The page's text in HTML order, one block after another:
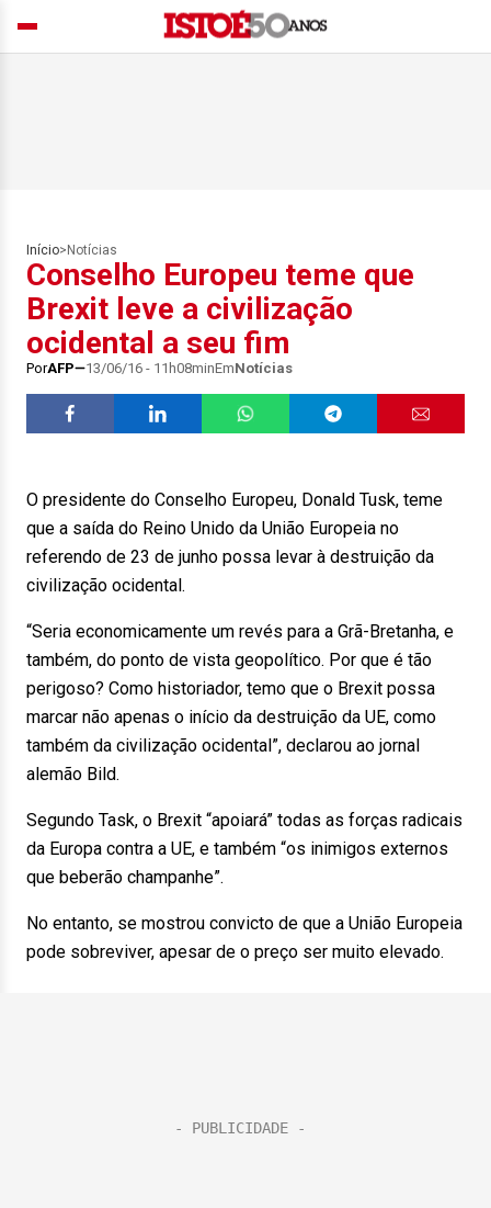
Início> Notícias
Conselho Europeu teme que
Brexit leve a civilização
ocidental a seu fim
PorAFP 13/06/16 - 11h08minEmNotícias
O presidente do Conselho Europeu, Donald Tusk, teme
que a saída do Reino Unido da União Europeia no
referendo de 23 de junho possa levar à destruição da
civilização ocidental.
“Seria economicamente um revés para a Grã-Bretanha, e
também, do ponto de vista geopolítico. Por que é tão
perigoso? Como historiador, temo que o Brexit possa
marcar não apenas o início da destruição da UE, como
também da civilização ocidental”, declarou ao jornal
alemão Bild.
Segundo Task, o Brexit “apoiará” todas as forças radicais
da Europa contra a UE, e também “os inimigos externos
que beberão champanhe”.
No entanto, se mostrou convicto de que a União Europeia
pode sobreviver, apesar de o preço ser muito elevado.